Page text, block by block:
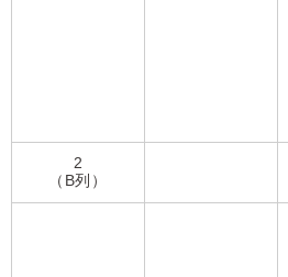
2
（B列）